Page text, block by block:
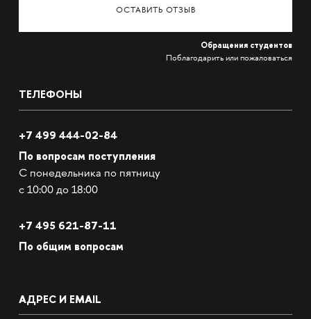
ОСТАВИТЬ ОТЗЫВ
Обращения студентов
Поблагодарить или пожаловаться
ТЕЛЕФОНЫ
+7 499 444-02-84
По вопросам поступления
С понедельника по пятницу
с 10:00 до 18:00
+7 495 621-87-11
По общим вопросам
АДРЕС И EMAIL